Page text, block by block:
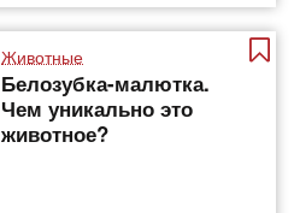
Животные
Белозубка-малютка.
Чем уникально это
животное?